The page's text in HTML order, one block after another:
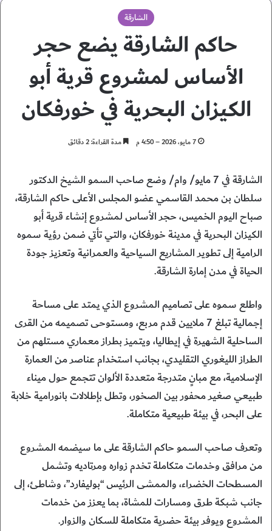
الشارقة
حاكم الشارقة يضع حجر
الأساس لمشروع قرية أبو
الكيزان البحرية في خورفكان
7 مايو، 2026 – 4:50 م مدة القراءة: 2 دقائق
الشارقة في 7 مايو/ وام/ وضع صاحب السمو الشيخ الدكتور
سلطان بن محمد القاسمي عضو المجلس الأعلى حاكم الشارقة،
صباح اليوم الخميس، حجر الأساس لمشروع إنشاء قرية أبو
الكيزان البحرية في مدينة خورفكان، والتي تأتي ضمن رؤية سموه
الرامية إلى تطوير المشاريع السياحية والعمرانية وتعزيز جودة
الحياة في مدن إمارة الشارقة.
واطلع سموه على تصاميم المشروع الذي يمتد على مساحة
إجمالية تبلغ 7 ملايين قدم مربع، ومستوحى تصميمه من القرى
الساحلية الشهيرة في إيطاليا، ويتميز بطراز معماري مستلهم من
الطراز الليغوري التقليدي، بجانب استخدام عناصر من العمارة
الإسلامية، مع مبانٍ متدرجة متعددة الألوان تتجمع حول ميناء
طبيعي صغير محفور بين الصخور، وتطل بإطلالات بانورامية خلابة
على البحر، في بيئة طبيعية متكاملة.
وتعرف صاحب السمو حاكم الشارقة على ما سيضمه المشروع
من مرافق وخدمات متكاملة تخدم زواره ومرتاديه وتشمل
المسطحات الخضراء، والممشى الرئيس “بوليفارد”، وشاطئ، إلى
جانب شبكة طرق ومسارات للمشاة، بما يعزز من خدمات
المشروع ويوفر بيئة حضرية متكاملة للسكان والزوار.